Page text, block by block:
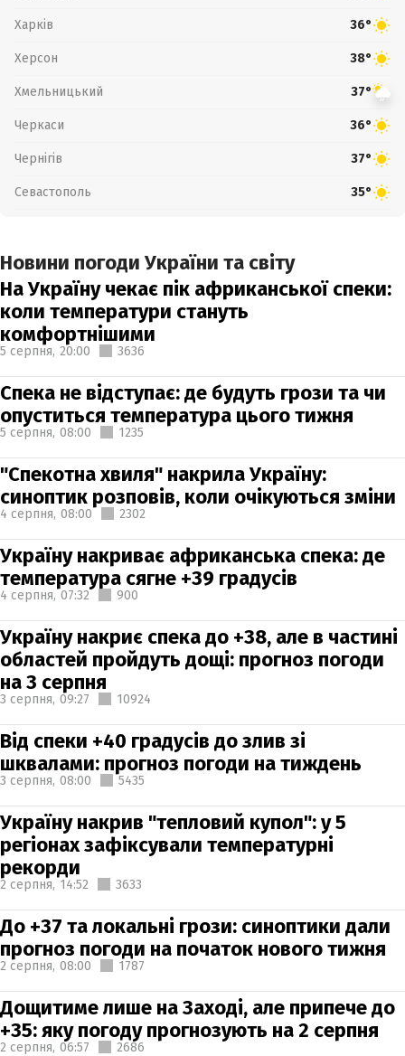
Харків 36°
Херсон 38°
Хмельницький 37°
Черкаси 36°
Чернігів 37°
Севастополь 35°
Новини погоди України та світу
На Україну чекає пік африканської спеки:
коли температури стануть
комфортнішими
5 серпня, 20:00 3636
Спека не відступає: де будуть грози та чи
опуститься температура цього тижня
5 серпня, 08:00 1235
"Спекотна хвиля" накрила Україну:
синоптик розповів, коли очікуються зміни
4 серпня, 08:00 2302
Україну накриває африканська спека: де
температура сягне +39 градусів
4 серпня, 07:32 900
Україну накриє спека до +38, але в частині
областей пройдуть дощі: прогноз погоди
на 3 серпня
3 серпня, 09:27 10924
Від спеки +40 градусів до злив зі
шквалами: прогноз погоди на тиждень
3 серпня, 08:00 5435
Україну накрив "тепловий купол": у 5
регіонах зафіксували температурні
рекорди
2 серпня, 14:52 3633
До +37 та локальні грози: синоптики дали
прогноз погоди на початок нового тижня
2 серпня, 08:00 1787
Дощитиме лише на Заході, але припече до
+35: яку погоду прогнозують на 2 серпня
2 серпня, 06:57 2686